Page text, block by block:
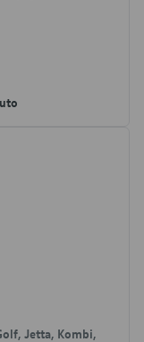
Jetta, Kombi,